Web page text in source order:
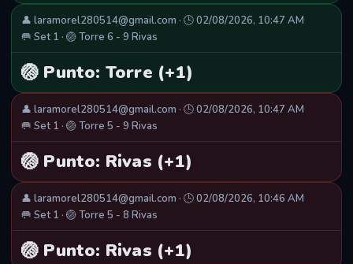
👤 laramorel280514@gmail.com · 🕒 02/08/2026, 10:47 AM
🥅 Set 1 · 🏐 Torre 6 - 9 Rivas
🏐 Punto: Torre (+1)
👤 laramorel280514@gmail.com · 🕒 02/08/2026, 10:47 AM
🥅 Set 1 · 🏐 Torre 5 - 9 Rivas
🏐 Punto: Rivas (+1)
👤 laramorel280514@gmail.com · 🕒 02/08/2026, 10:46 AM
🥅 Set 1 · 🏐 Torre 5 - 8 Rivas
🏐 Punto: Rivas (+1)